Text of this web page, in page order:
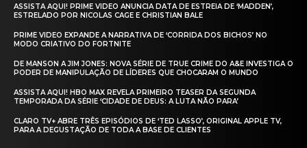
ASSISTA AQUI! PRIME VIDEO ANUNCIA DATA DE ESTREIA DE ‘MADDEN’,
ESTRELADO POR NICOLAS CAGE E CHRISTIAN BALE
PRIME VIDEO EXPANDE A NARRATIVA DE ‘CORRIDA DOS BICHOS’ NO
MODO CRIATIVO DO FORTNITE
DE MANSON A JIM JONES: NOVA SÉRIE DE TRUE CRIME DO A&E INVESTIGA O
PODER DE MANIPULAÇÃO DE LÍDERES QUE CHOCARAM O MUNDO
ASSISTA AQUI! HBO MAX REVELA PRIMEIRO TEASER DA SEGUNDA
TEMPORADA DA SÉRIE ‘CIDADE DE DEUS: A LUTA NÃO PARA’
CLARO TV+ ABRE TRÊS EPISÓDIOS DE ‘TED LASSO’, ORIGINAL APPLE TV,
PARA A DEGUSTAÇÃO DE TODA A BASE DE CLIENTES